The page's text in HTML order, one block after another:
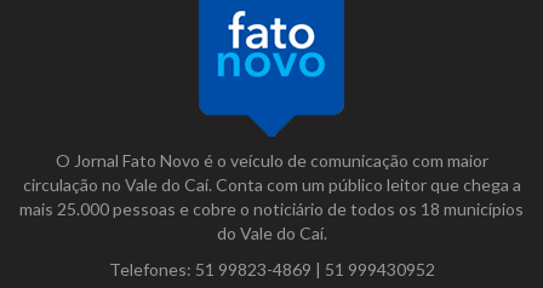
O Jornal Fato Novo é o veículo de comunicação com maior
circulação no Vale do Caí. Conta com um público leitor que chega a
mais 25.000 pessoas e cobre o noticiário de todos os 18 municípios
do Vale do Caí.
Telefones: 51 99823-4869 | 51 999430952